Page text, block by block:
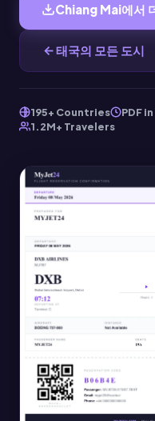
Chiang Mai에서
태국의 모든 도시
195+ Countries PDF
1.2M+ Travelers